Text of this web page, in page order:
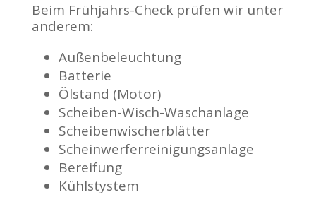
Beim Frühjahrs-Check prüfen wir unter
anderem:
Außenbeleuchtung
Batterie
Ölstand (Motor)
Scheiben-Wisch-Waschanlage
Scheibenwischerblätter
Scheinwerferreinigungsanlage
Bereifung
Kühlstystem